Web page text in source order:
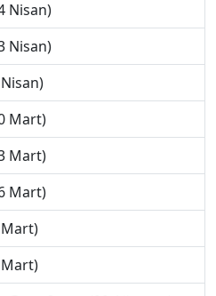
Nisan)
Nisan)
Nisan)
Mart)
Mart)
Mart)
Mart)
Mart)